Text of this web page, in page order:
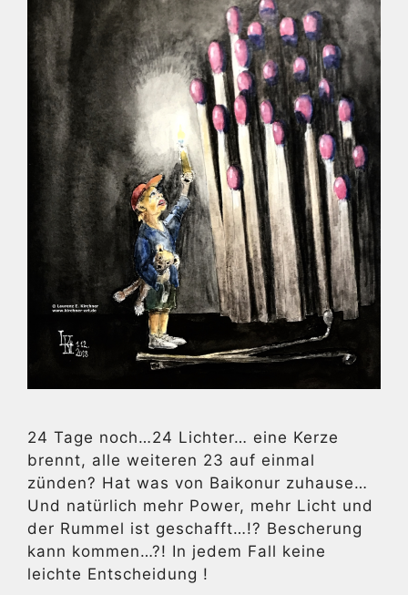
24 Tage noch…24 Lichter… eine Kerze
brennt, alle weiteren 23 auf einmal
zünden? Hat was von Baikonur zuhause…
Und natürlich mehr Power, mehr Licht und
der Rummel ist geschafft…!? Bescherung
kann kommen…?! In jedem Fall keine
leichte Entscheidung !